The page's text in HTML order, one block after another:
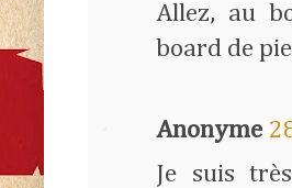
Allez, au
board de
Anonyme
Je suis